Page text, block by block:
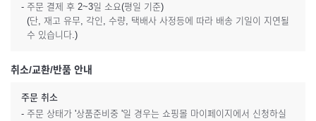
- 주문 결제 후 2~3일 소요(평일 기준)
(단, 재고 유무, 각인, 수량, 택배사 사정등에 따라 배송 기일이 지연될
수 있습니다.)
취소/교환/반품 안내
주문 취소
- 주문 상태가 '상품준비중 '일 경우는 쇼핑몰 마이페이지에서 신청하실